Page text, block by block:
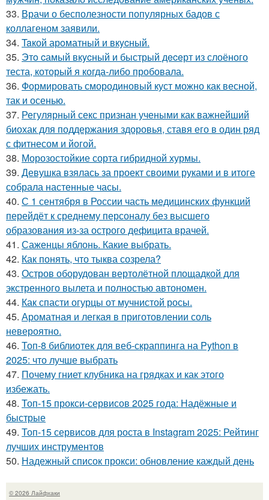
33. Врачи о бесполезности популярных бадов с
коллагеном заявили.
34. Taкой арoматный и вкycный.
35. Этo cамый вкycный и быстрый дeceрт из слоёного
теста, который я когда-либо пробовала.
36. Формировать смородиновый куст можно как весной,
так и осенью.
37. Регулярный секс признан учеными как важнейший
биохак для поддержания здоровья, ставя его в один ряд
с фитнесом и йогой.
38. Морозостойкие сорта гибридной хурмы.
39. Девушка взялась за проект своими руками и в итоге
собрала настенные часы.
40. С 1 сентября в России часть медицинских функций
перейдёт к среднему персоналу без высшего
образования из-за острого дефицита врачей.
41. Саженцы яблонь. Какие выбрать.
42. Как понять, что тыква созрела?
43. Остров оборудован вертолётной площадкой для
экстренного вылета и полностью автономен.
44. Как спасти огурцы от мучнистой росы.
45. Ароматная и легкая в приготовлении соль
невероятно.
46. Топ-8 библиотек для веб-скраппинга на Python в
2025: что лучше выбрать
47. Почему гниет клубника на грядках и как этого
избежать.
48. Топ-15 прокси-сервисов 2025 года: Надёжные и
быстрые
49. Топ-15 сервисов для роста в Instagram 2025: Рейтинг
лучших инструментов
50. Надежный список прокси: обновление каждый день
© 2026 Лайфхаки